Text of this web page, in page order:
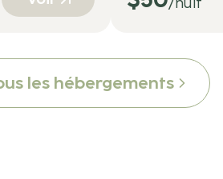
les hébergements